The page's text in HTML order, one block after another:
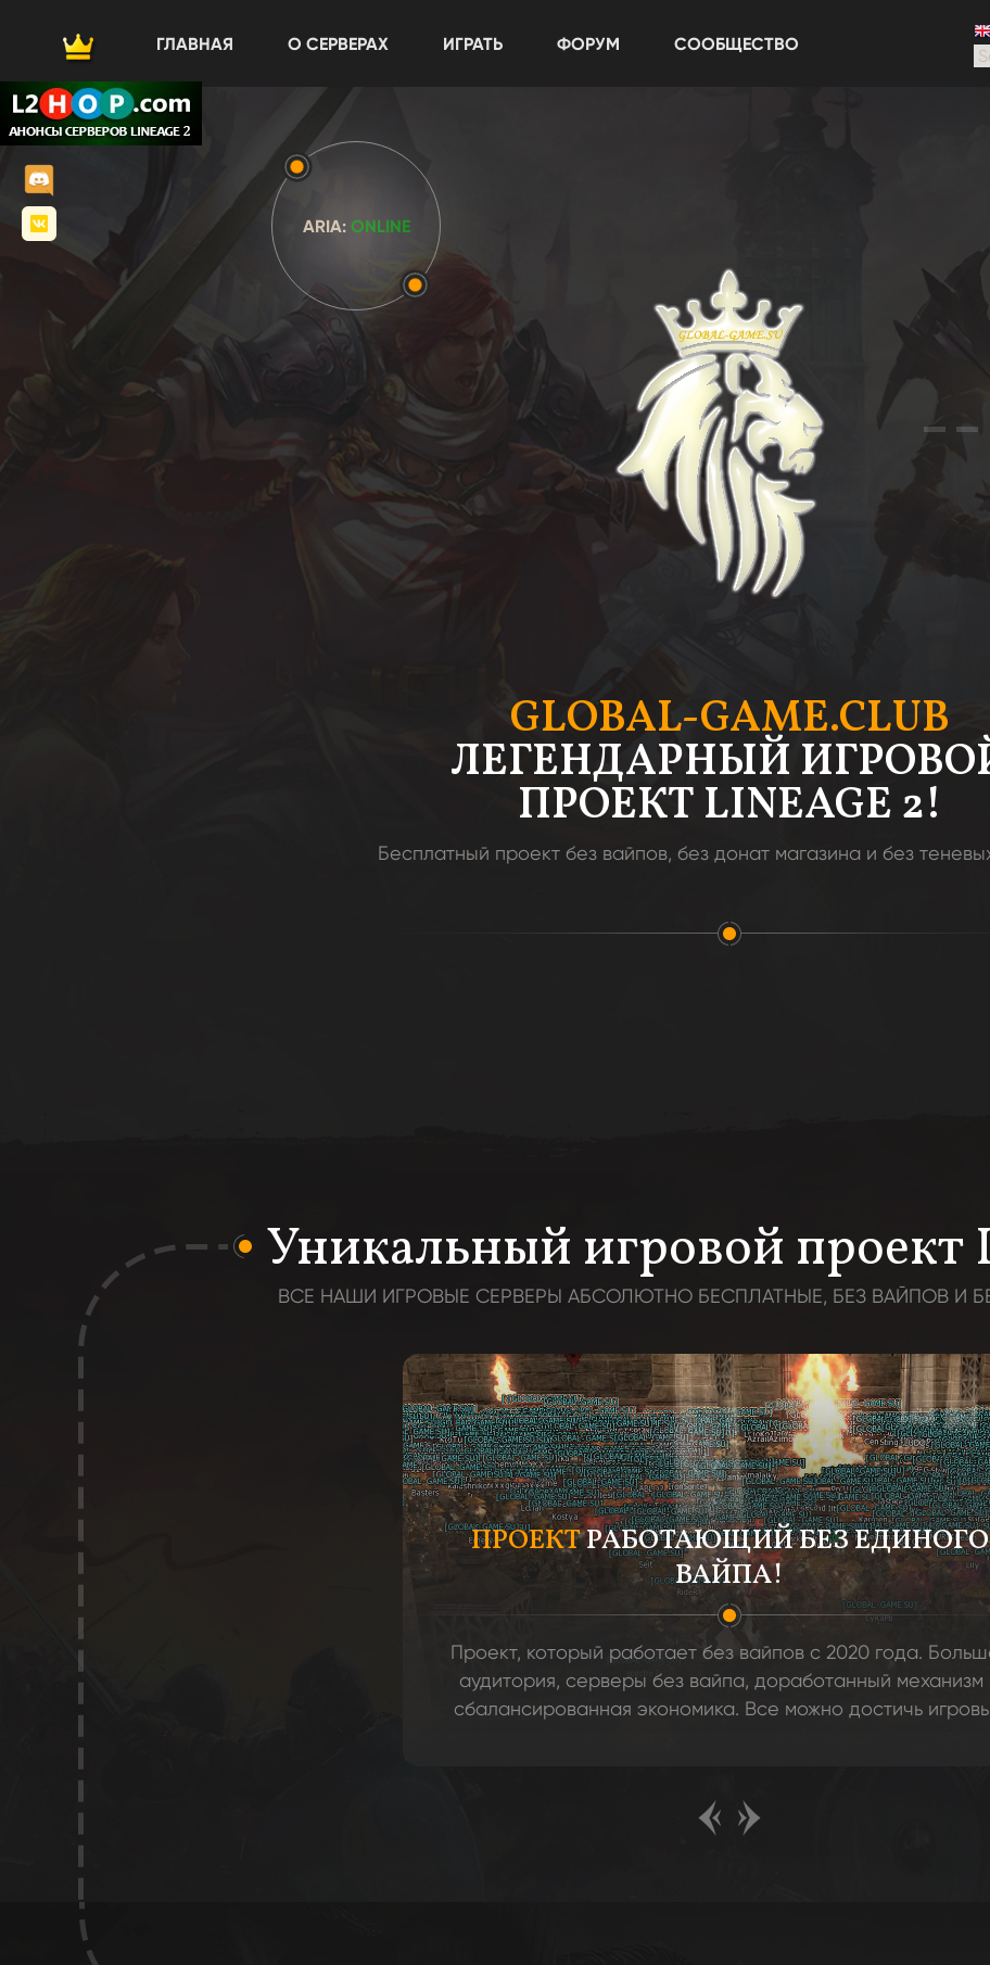
ГЛАВНАЯ О СЕРВЕРАХ ИГРАТЬ ФОРУМ СООБЩЕСТВО
ARIA: ONLINE
GLOBAL-GAME.CLUB
ЛЕГЕНДАРНЫЙ
ПРОЕКТ LINEAGE 2!
Бесплатный проект без вайпов, без донат магазина и без
Уникальный игровой проект
ВСЕ НАШИ ИГРОВЫЕ СЕРВЕРЫ АБСОЛЮТНО БЕСПЛАТНЫЕ, БЕЗ ВАЙПОВ И
ПРОЕКТРАБОТАЮЩИЙ БЕЗ ЕДИНОГО
ВАЙПА!
Проект, который работает без вайпов с 2020 года.
аудитория, серверы без вайпа, доработанный механизм
сбалансированная экономика. Все можно достичь